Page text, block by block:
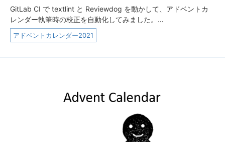
GitLab CI で textlint と Reviewdog を動かして、アドベントカ
レンダー執筆時の校正を自動化してみました。…
アドベントカレンダー2021